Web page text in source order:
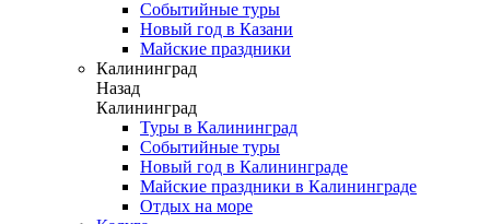
Событийные туры
Новый год в Казани
Майские праздники
Калининград
Назад
Калининград
Туры в Калининград
Событийные туры
Новый год в Калининграде
Майские праздники в Калининграде
Отдых на море